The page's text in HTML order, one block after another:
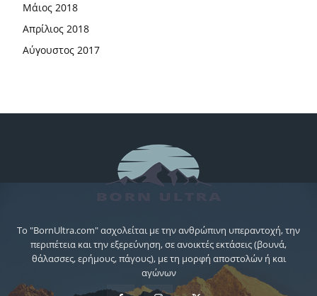
Μάιος 2018
Απρίλιος 2018
Αύγουστος 2017
Το "BornUltra.com" ασχολείται με την ανθρώπινη υπεραντοχή, την
περιπέτεια και την εξερεύνηση, σε ανοικτές εκτάσεις (βουνά,
θάλασσες, ερήμους, πάγους), με τη μορφή αποστολών ή και
αγώνων